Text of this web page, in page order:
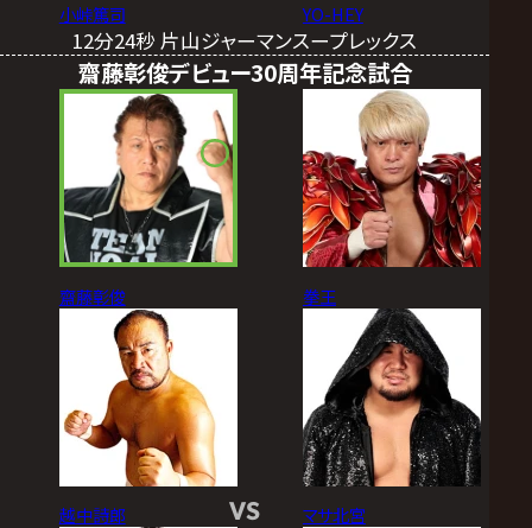
小峠篤司 YO-HEY
12分24秒 片山ジャーマンスープレックス
齋藤彰俊デビュー30周年記念試合
齋藤彰俊
越中詩郎 VS
拳王
マサ北宮